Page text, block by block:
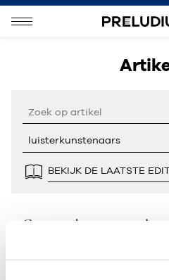
BEKIJK DE LAATSTE
Geen resultaten gevonden